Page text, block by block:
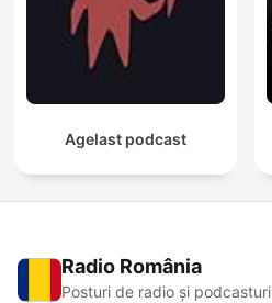
Agelast podcast
Radio România
Posturi de radio și podcasturi